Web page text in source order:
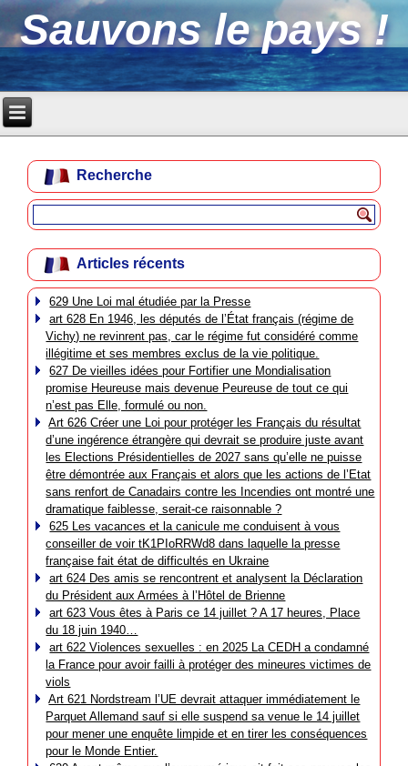
Sauvons le pays !
Recherche
Articles récents
629 Une Loi mal étudiée par la Presse
art 628 En 1946, les députés de l’État français (régime de
Vichy) ne revinrent pas, car le régime fut considéré comme
illégitime et ses membres exclus de la vie politique.
627 De vieilles idées pour Fortifier une Mondialisation
promise Heureuse mais devenue Peureuse de tout ce qui
n’est pas Elle, formulé ou non.
Art 626 Créer une Loi pour protéger les Français du résultat
d’une ingérence étrangère qui devrait se produire juste avant
les Elections Présidentielles de 2027 sans qu’elle ne puisse
être démontrée aux Français et alors que les actions de l’Etat
sans renfort de Canadairs contre les Incendies ont montré une
dramatique faiblesse, serait-ce raisonnable ?
625 Les vacances et la canicule me conduisent à vous
conseiller de voir tK1PIoRRWd8 dans laquelle la presse
française fait état de difficultés en Ukraine
art 624 Des amis se rencontrent et analysent la Déclaration
du Président aux Armées à l’Hôtel de Brienne
art 623 Vous êtes à Paris ce 14 juillet ? A 17 heures, Place
du 18 juin 1940…
art 622 Violences sexuelles : en 2025 La CEDH a condamné
la France pour avoir failli à protéger des mineures victimes de
viols
Art 621 Nordstream l’UE devrait attaquer immédiatement le
Parquet Allemand sauf si elle suspend sa venue le 14 juillet
pour mener une enquête limpide et en tirer les conséquences
pour le Monde Entier.